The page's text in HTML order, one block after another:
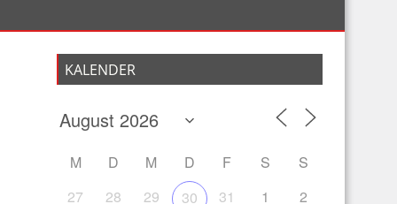
KALENDER
M D M D F S
S
27
28 29 30 31 1
2